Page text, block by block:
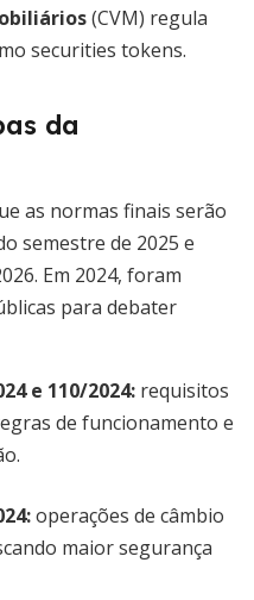
(CVM) regula
securities tokens.
da
as normas finais serão
semestre de 2025 e
Em 2024, foram
para debater
e 110/2024: requisitos
de funcionamento e
operações de câmbio
maior segurança